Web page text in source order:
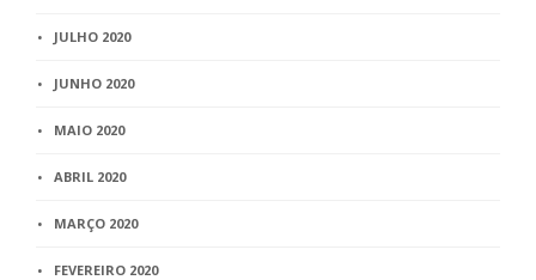
JULHO 2020
JUNHO 2020
MAIO 2020
ABRIL 2020
MARÇO 2020
FEVEREIRO 2020